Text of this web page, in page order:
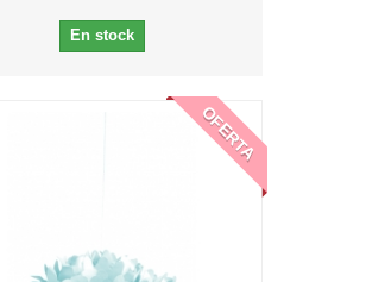
En stock
OFERTA